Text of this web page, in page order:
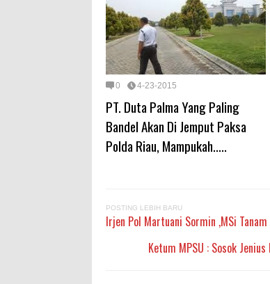
0 4-23-2015
PT. Duta Palma Yang Paling
Bandel Akan Di Jemput Paksa
Polda Riau, Mampukah.....
POSTING LEBIH BARU
Irjen Pol Martuani Sormin ,MSi
Ketum MPSU : Sosok